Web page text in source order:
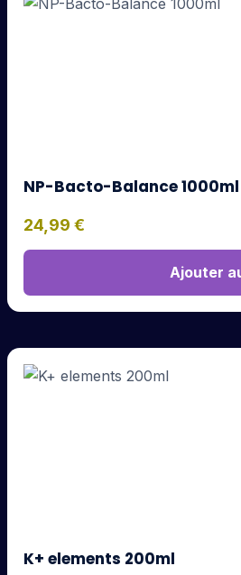
NP-Bacto-Balance 1000ml
24,99 €
Ajouter
K+ elements 200ml